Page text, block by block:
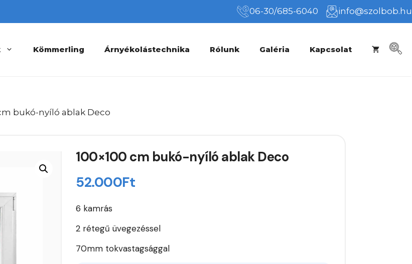
06-30/685-6040 info@szolbob.hu
Kömmerling Árnyékolástechnika Rólunk Galéria Kapcsolat
bukó-nyíló ablak Deco
100×100 cm bukó-nyíló ablak Deco
52.000Ft
6 kamrás
2 rétegű üvegezéssel
70mm tokvastagsággal